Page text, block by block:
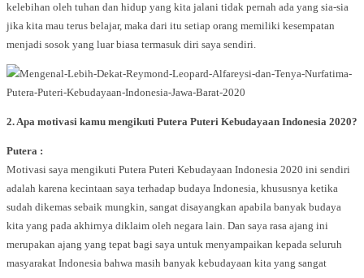
kelebihan oleh tuhan dan hidup yang kita jalani tidak pernah ada yang sia-sia
jika kita mau terus belajar, maka dari itu setiap orang memiliki kesempatan
menjadi sosok yang luar biasa termasuk diri saya sendiri.
2. Apa motivasi kamu mengikuti Putera Puteri Kebudayaan Indonesia 2020?
Putera :
Motivasi saya mengikuti Putera Puteri Kebudayaan Indonesia 2020 ini sendiri
adalah karena kecintaan saya terhadap budaya Indonesia, khususnya ketika
sudah dikemas sebaik mungkin, sangat disayangkan apabila banyak budaya
kita yang pada akhirnya diklaim oleh negara lain. Dan saya rasa ajang ini
merupakan ajang yang tepat bagi saya untuk menyampaikan kepada seluruh
masyarakat Indonesia bahwa masih banyak kebudayaan kita yang sangat